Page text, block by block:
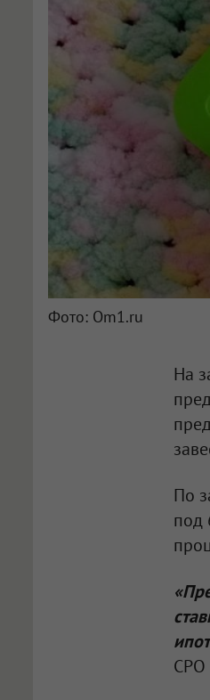
Фото: Om1.ru
На
По
под
СРО